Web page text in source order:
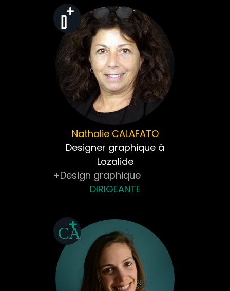
Nathalie CALAFATO
Designer graphique à
Lozalide
+Design graphique
DIRIGEANTE